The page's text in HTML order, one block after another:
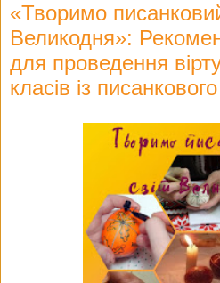
«Творимо
Великодня»:
для проведення
класів із